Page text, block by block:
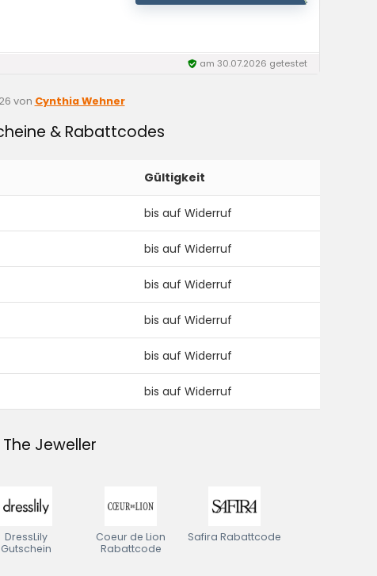
am 30.07.2026 getestet
von Cynthia Wehner
& Rabattcodes
Gültigkeit
bis auf Widerruf
bis auf Widerruf
bis auf Widerruf
bis auf Widerruf
bis auf Widerruf
bis auf Widerruf
Jeweller
DressLily
Gutschein
Coeur de Lion
Rabattcode
Safira Rabattcode